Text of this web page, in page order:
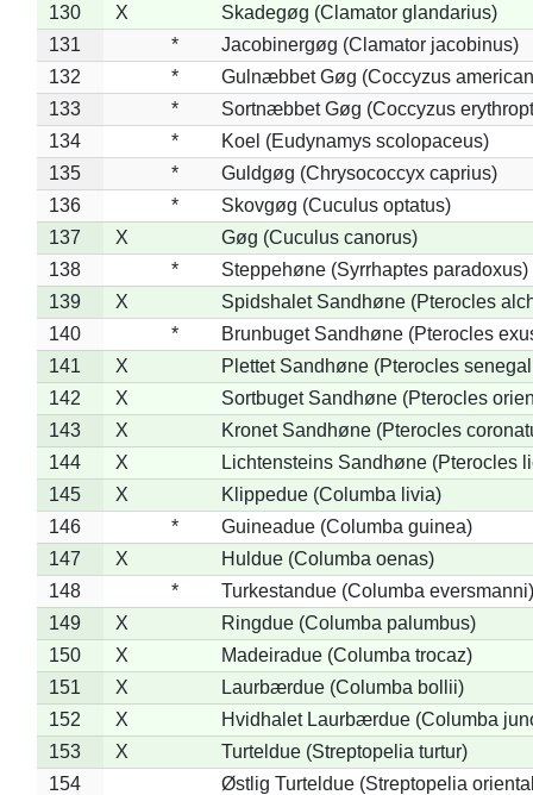
130
X
Skadegøg (Clamator glandarius)
131
*
Jacobinergøg (Clamator jacobinus)
132
*
Gulnæbbet Gøg (Coccyzus
133
*
Sortnæbbet Gøg (Coccyzus
134
*
Koel (Eudynamys scolopaceus)
135
*
Guldgøg (Chrysococcyx caprius)
136
*
Skovgøg (Cuculus optatus)
137
X
Gøg (Cuculus canorus)
138
*
Steppehøne (Syrrhaptes paradoxus)
139
X
Spidshalet Sandhøne (Pterocles
140
*
Brunbuget Sandhøne (Pterocles
141
X
Plettet Sandhøne (Pterocles
142
X
Sortbuget Sandhøne (Pterocles
143
X
Kronet Sandhøne (Pterocles
144
X
Lichtensteins Sandhøne (Pterocles
145
X
Klippedue (Columba livia)
146
*
Guineadue (Columba guinea)
147
X
Huldue (Columba oenas)
148
*
Turkestandue (Columba eversmanni)
149
X
Ringdue (Columba palumbus)
150
X
Madeiradue (Columba trocaz)
151
X
Laurbærdue (Columba bollii)
152
X
Hvidhalet Laurbærdue (Columba
153
X
Turteldue (Streptopelia turtur)
154
Østlig Turteldue (Streptopelia